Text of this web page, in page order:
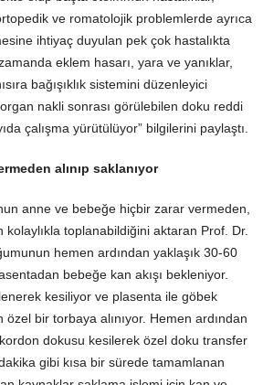
ve romatolojik problemlerde ayrıca
ihtiyaç duyulan pek çok hastalıkta
eklem hasarı, yara ve yanıklar,
bağışıklık sistemini düzenleyici
nakli sonrası görülebilen doku reddi
çalışma yürütülüyor” bilgilerini paylaştı.
alınıp saklanıyor
anne ve bebeğe hiçbir zarar vermeden,
kolaylıkla toplanabildiğini aktaran Prof. Dr.
hemen ardından yaklaşık 30-60
bebeğe kan akışı bekleniyor.
kesiliyor ve plasenta ile göbek
bir torbaya alınıyor. Hemen ardından
dokusu kesilerek özel doku transfer
gibi kısa bir sürede tamamlanan